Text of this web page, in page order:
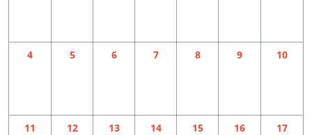
4 5 6 7 8 9 10
11 12 13 14 15 16 17